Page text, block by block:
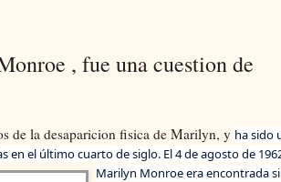
, fue una cuestion de
de la desaparicion fisica de Marilyn, y ha sido
en el último cuarto de siglo. El 4 de agosto de
Marilyn Monroe era encontrada